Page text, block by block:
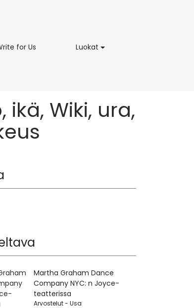
for Us Luokat Luokat
Wiki, ura,
Martha Graham Dance
Company NYC: n Joyce-
teatterissa
Arvostelut - Usa